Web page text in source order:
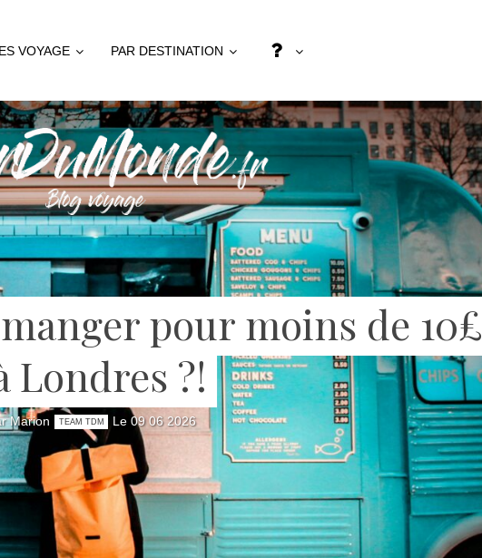
VOYAGE PAR DESTINATION
pour moins de 10£
Londres ?!
Marion TEAM TDM Le 09 06 2026